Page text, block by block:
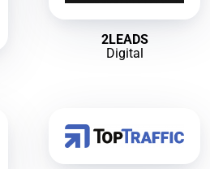
2LEADS
Digital